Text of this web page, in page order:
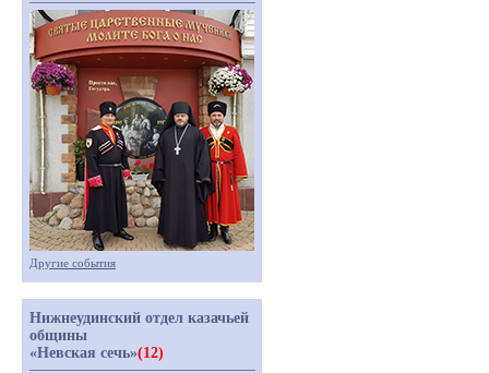
Другие события
Нижнеудинский отдел казачьей
общины
«Невская сечь»(12)